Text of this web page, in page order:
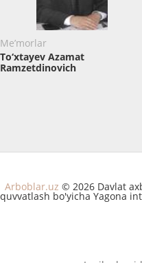
Me’morlar
To‘xtayev Azamat
Ramzetdinovich
Arboblar.uz © 2026 Davlat
quvvatlash bo'yicha Yagona